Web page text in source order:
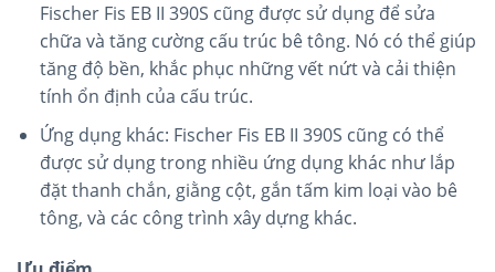
Fischer Fis EB II 390S cũng được sử dụng để sửa
chữa và tăng cường cấu trúc bê tông. Nó có thể giúp
tăng độ bền, khắc phục những vết nứt và cải thiện
tính ổn định của cấu trúc.
Ứng dụng khác: Fischer Fis EB II 390S cũng có thể
được sử dụng trong nhiều ứng dụng khác như lắp
đặt thanh chắn, giằng cột, gắn tấm kim loại vào bê
tông, và các công trình xây dựng khác.